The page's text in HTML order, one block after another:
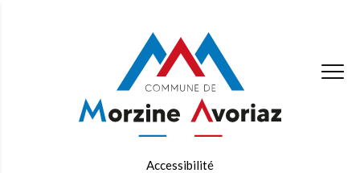
Accessibilité